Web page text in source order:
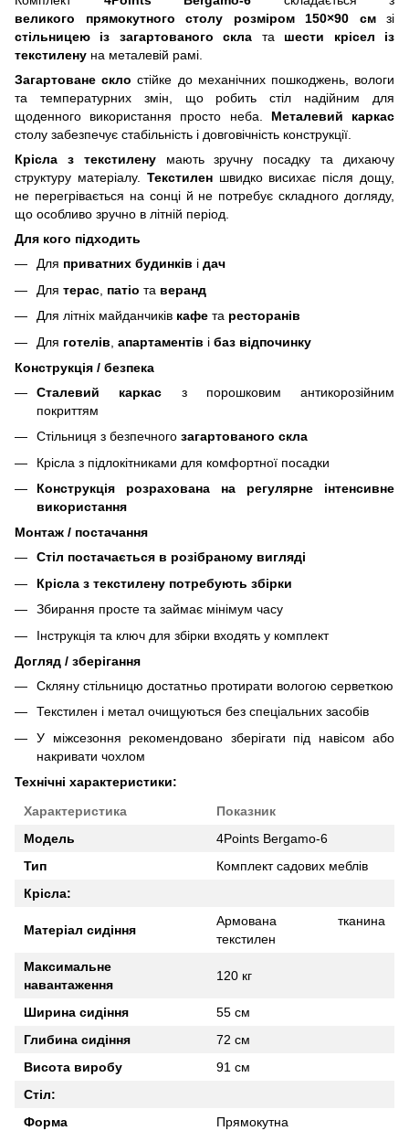
великого прямокутного столу розміром 150×90 смзі
стільницею із загартованого скла та шести крісел із
текстилену на металевій рамі.
Загартоване склостійке до механічних пошкоджень, вологи
та температурних змін, що робить стіл надійним для
щоденного використання просто неба. Металевий каркас
столу забезпечує стабільність і довговічність конструкції.
Крісла з текстиленумають зручну посадку та дихаючу
структуру матеріалу. Текстилен швидко висихає після дощу,
не перегрівається на сонці й не потребує складного догляду,
що особливо зручно в літній період.
Для кого підходить
Для приватних будинків і дач
Для терас патіо та веранд
Для літніх майданчиків кафе та ресторанів
Для готелів апартаментів і баз відпочинку
Конструкція / безпека
Сталевий каркас з порошковим антикорозійним
покриттям
Стільниця з безпечного загартованого скла
Крісла з підлокітниками для комфортної посадки
Конструкція розрахована на регулярне інтенсивне
використання
Монтаж / постачання
Стіл постачається в розібраному вигляді
Крісла з текстилену потребують збірки
Збирання просте та займає мінімум часу
Інструкція та ключ для збірки входять у комплект
Догляд / зберігання
Скляну стільницю достатньо протирати вологою серветкою
Текстилен і метал очищуються без спеціальних засобів
У міжсезоння рекомендовано зберігати під навісом або
накривати чохлом
Технічні характеристики:
Характеристика
Показник
Модель
4Points Bergamo-6
Тип
Комплект садових меблів
Крісла:
Матеріал сидіння
Армована тканина
текстилен
Максимальне
навантаження
120 кг
Ширина сидіння
55 см
Глибина сидіння
72 см
Висота виробу
91 см
Стіл:
Форма
Прямокутна